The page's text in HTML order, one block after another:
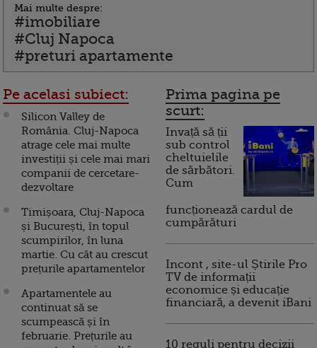
Mai multe despre:
#imobiliare
#Cluj Napoca
#preturi apartamente
Pe acelasi subiect:
Silicon Valley de
România. Cluj-Napoca
atrage cele mai multe
investiții și cele mai mari
companii de cercetare-
dezvoltare
Timișoara, Cluj-Napoca
și București, în topul
scumpirilor, în luna
martie. Cu cât au crescut
prețurile apartamentelor
Apartamentele au
continuat să se
scumpească și în
februarie. Prețurile au
Prima pagina pe
scurt:
Invață să ții
sub control
cheltuielile
de sărbători.
Cum
funcționează cardul de
cumpărături
Incont , site-ul Știrile Pro
TV de informații
economice și educație
financiară, a devenit iBani
10 reguli pentru decizii